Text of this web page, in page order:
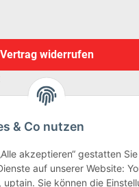
& Co nutzen
akzeptieren“ gestatten
auf unserer Website:
uptain. Sie können die
Vertrag widerrufen